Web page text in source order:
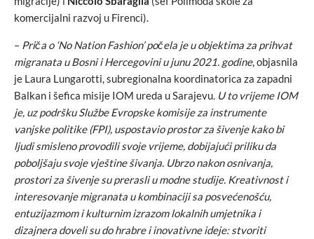
komercijalni razvoj u Firenci).
– Priča o ‘No Nation Fashion’ počela je u objektima za prihvat
migranata u Bosni i Hercegovini u junu 2021. godine, objasnila
je Laura Lungarotti, subregionalna koordinatorica za zapadni
Balkan i šefica misije IOM ureda u Sarajevu. U to vrijeme IOM
je, uz podršku Službe Evropske komisije za instrumente
vanjske politike (FPI), uspostavio prostor za šivenje kako bi
ljudi smisleno provodili svoje vrijeme, dobijajući priliku da
poboljšaju svoje vještine šivanja. Ubrzo nakon osnivanja,
prostori za šivenje su prerasli u modne studije. Kreativnost i
interesovanje migranata u kombinaciji sa posvećenošću,
entuzijazmom i kulturnim izrazom lokalnih umjetnika i
dizajnera doveli su do hrabre i inovativne ideje: stvoriti